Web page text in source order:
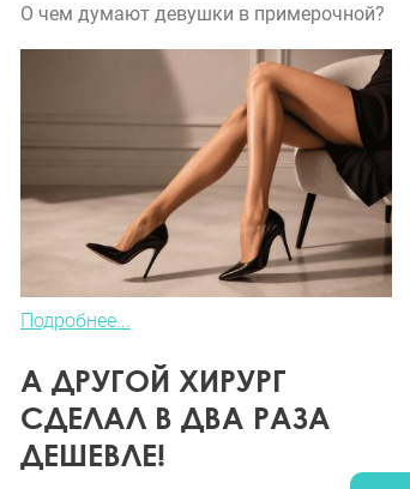
О чем думают девушки в примерочной?
Подробнее...
А ДРУГОЙ ХИРУРГ
СДЕЛАЛ В ДВА РАЗА
ДЕШЕВЛЕ!